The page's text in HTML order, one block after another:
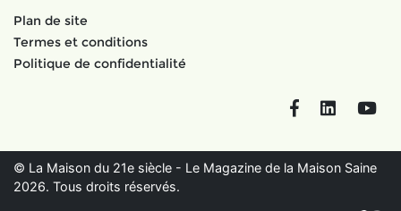
Plan de site
Termes et conditions
Politique de confidentialité
FacebookLinkedIn
© La Maison du 21e siècle - Le Magazine de la Maison Saine
2026. Tous droits réservés.